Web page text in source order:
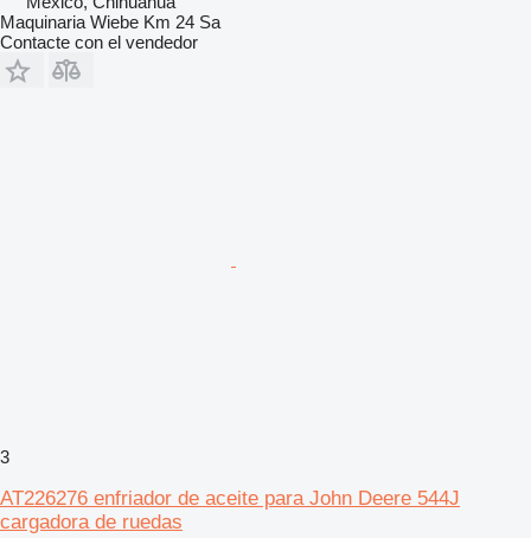
Maquinaria Wiebe Km 24 Sa
Contacte con el vendedor
3
AT226276 enfriador de aceite para John Deere 544J
cargadora de ruedas